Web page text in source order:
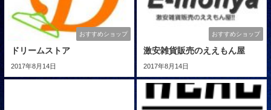
おすすめショップ
ドリームストア
2017年8月14日
おすすめショップ
激安雑貨販売のええもん屋
2017年8月14日